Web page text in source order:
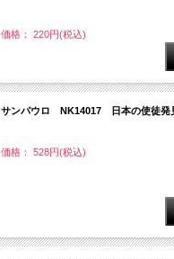
価格： 220円(税込)
サンパウロ NK14017 日本の使徒
価格： 528円(税込)